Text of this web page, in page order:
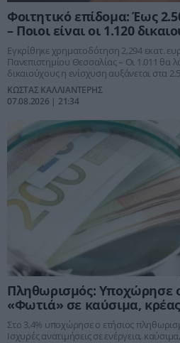
Φοιτητικό επίδομα: Έως
– Ποιοι είναι οι 1.120
Εγκρίθηκε χρηματοδότηση 2,294 εκατ.
Πανεπιστημίου Θεσσαλίας – Οι 1.011 θα
δικαιούχους η ενίσχυση αυξάνεται στα
ΚΩΣΤΑΣ ΚΑΛΛΙΑΝΤΕΡΗΣ
07.08.2026 | 21:34
Πληθωρισμός: Υποχώρησε
«Φωτιά» σε καύσιμα, κρέας
Στο 3,4% υποχώρησε ο ετήσιος
Ισχυρές ανατιμήσεις σε ενέργεια,